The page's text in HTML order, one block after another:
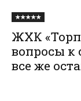
★★★★★
ЖХК
вопросы
все же